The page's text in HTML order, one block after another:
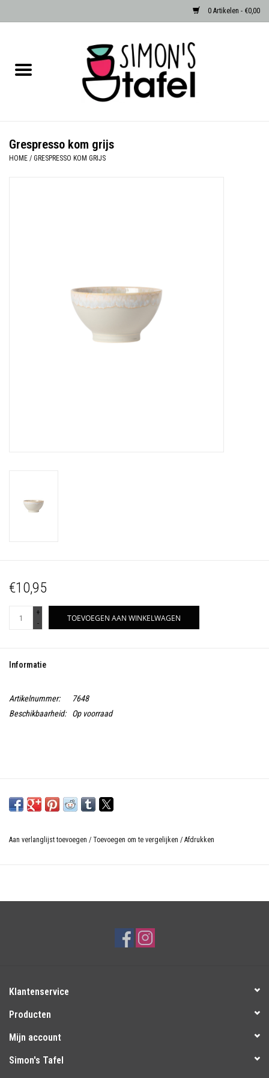
0 Artikelen - €0,00
Albast waxinehouders van Zenza
Grespresso kom grijs
HOME / GRESPRESSO KOM GRIJS
€10,95
+
-
TOEVOEGEN AAN WINKELWAGEN
Informatie
Artikelnummer:
7648
Beschikbaarheid:
Op voorraad
Aan verlanglijst toevoegen / Toevoegen om te vergelijken / Afdrukken
Klantenservice
Producten
Mijn account
Simon's Tafel